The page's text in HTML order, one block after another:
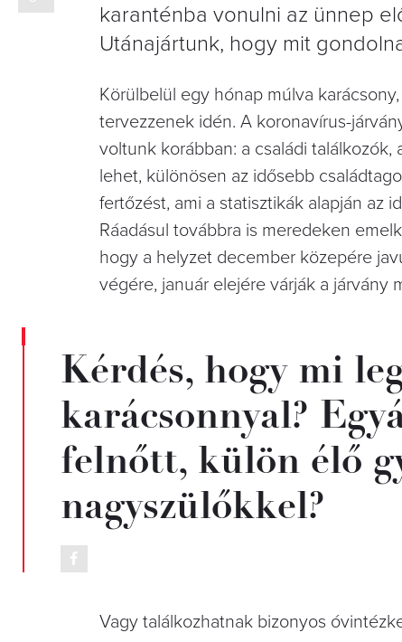
karanténba vonulni az ünnep
Utánajártunk, hogy mit
Körülbelül egy hónap múlva
tervezzenek idén. A koronavírus-
voltunk korábban: a családi
lehet, különösen az idősebb
fertőzést, ami a statisztikák alapján az
Ráadásul továbbra is meredeken
hogy a helyzet december közepére
végére, január elejére várják a járvány
Kérdés, hogy mi
karácsonnyal?
felnőtt, külön élő
nagyszülőkkel?
Vagy találkozhatnak bizonyos